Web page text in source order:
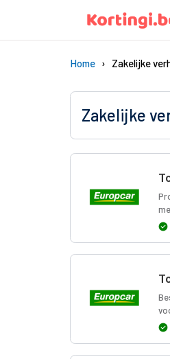
Home Zakelijke
Zakelijke